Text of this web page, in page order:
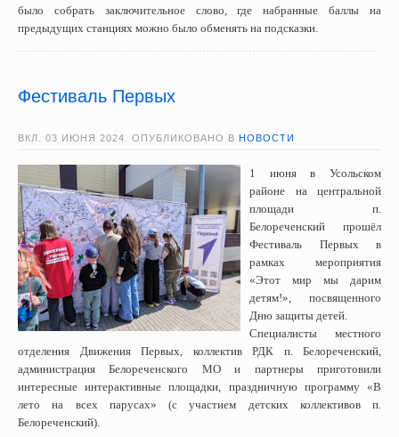
было собрать заключительное слово, где набранные баллы на
предыдущих станциях можно было обменять на подсказки.
Фестиваль Первых
ВКЛ. 03 ИЮНЯ 2024 . ОПУБЛИКОВАНО В НОВОСТИ
1 июня в Усольском
районе на центральной
площади п.
Белореченский прошёл
Фестиваль Первых в
рамках мероприятия
«Этот мир мы дарим
детям!», посвященного
Дню защиты детей.
Специалисты местного
отделения Движения Первых, коллектив РДК п. Белореченский,
администрация Белореченского МО и партнеры приготовили
интересные интерактивные площадки, праздничную программу «В
лето на всех парусах» (с участием детских коллективов п.
Белореченский).